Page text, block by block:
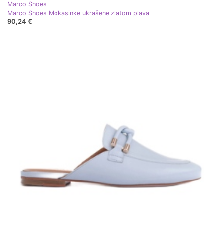
Marco Shoes
Marco Shoes Mokasinke ukrašene zlatom plava
90,24 €